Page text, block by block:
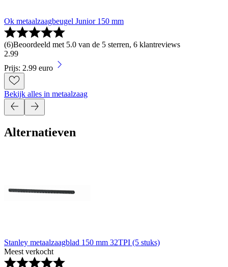
Ok metaalzaagbeugel Junior 150 mm
(6)Beoordeeld met 5.0 van de 5 sterren, 6 klantreviews
2.99
Prijs: 2.99 euro
Bekijk alles in metaalzaag
Alternatieven
Stanley metaalzaagblad 150 mm 32TPI (5 stuks)
Meest verkocht